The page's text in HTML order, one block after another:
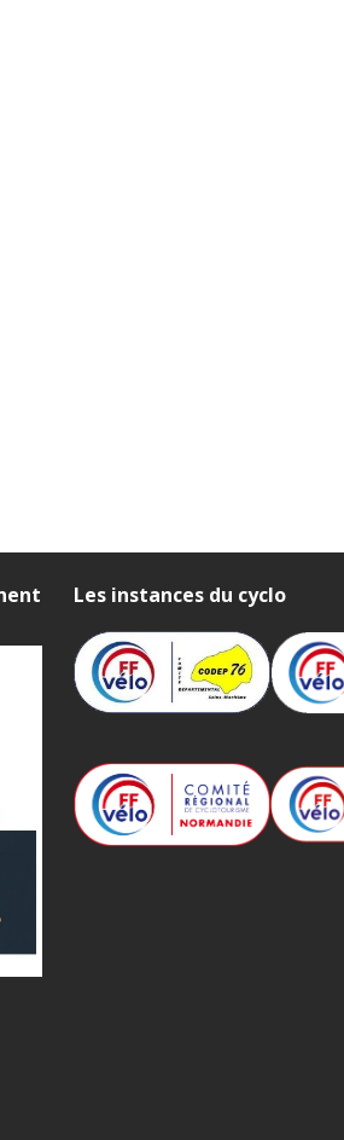
Les instances du cyclo